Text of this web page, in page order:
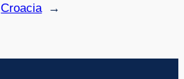
Croacia
→